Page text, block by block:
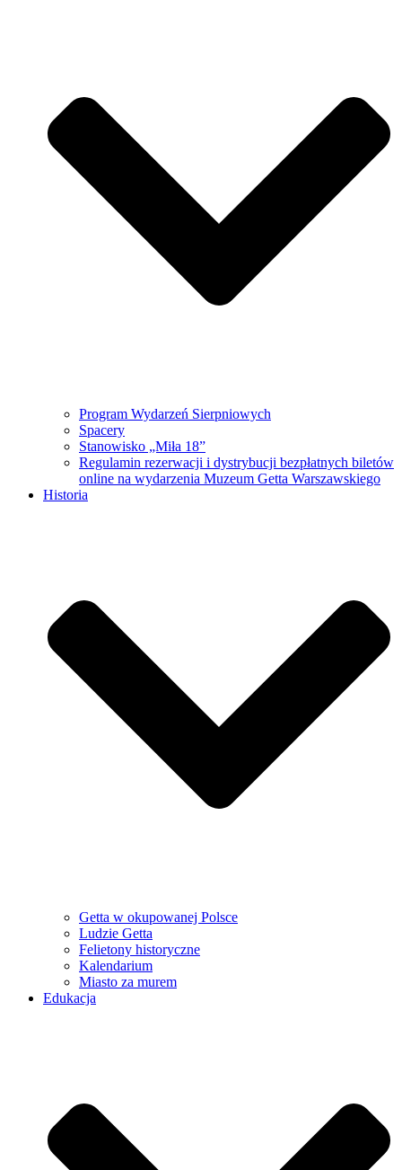
Program Wydarzeń Sierpniowych
Spacery
Stanowisko „Miła 18”
Regulamin rezerwacji i dystrybucji bezpłatnych biletów
online na wydarzenia Muzeum Getta Warszawskiego
Historia
Getta w okupowanej Polsce
Ludzie Getta
Felietony historyczne
Kalendarium
Miasto za murem
Edukacja